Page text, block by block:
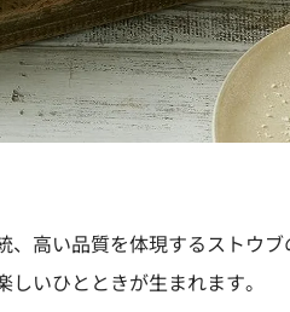
、高い品質を体現するストウ
いひとときが生まれます。